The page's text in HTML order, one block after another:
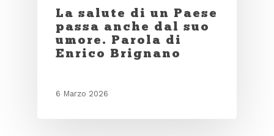
La salute di un Paese
passa anche dal suo
umore. Parola di
Enrico Brignano
6 Marzo 2026